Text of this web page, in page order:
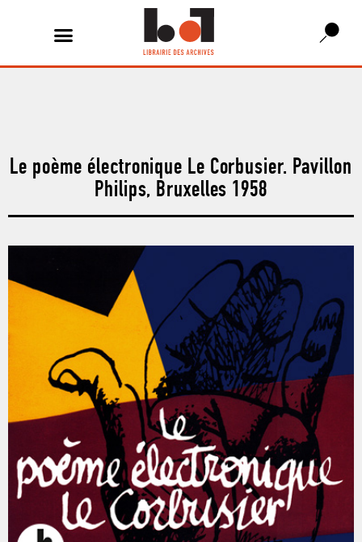
Le poème électronique Le Corbusier. Pavillon
Philips, Bruxelles 1958